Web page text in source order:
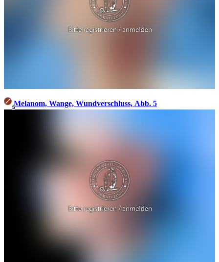
5Melanom, Wange, Wundverschluss, Abb. 5